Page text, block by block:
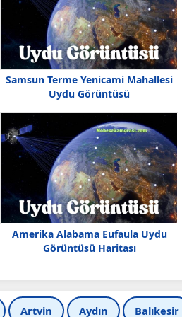
Samsun Terme Yenicami Mahallesi
Uydu Görüntüsü
Amerika Alabama Eufaula Uydu
Görüntüsü Haritası
Artvin Aydın Balıkesir